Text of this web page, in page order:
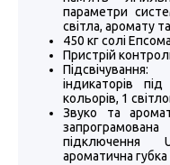
параметри
світла, аромату
450 кг солі
Пристрій
індикаторів
кольорів, 1
Звуко та
підключення
ароматична губка